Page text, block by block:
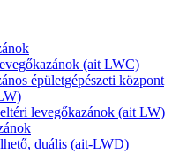
(ait LWC)
épületgépészeti központ
levegőkazánok (ait LW)
duális (ait-LWD)